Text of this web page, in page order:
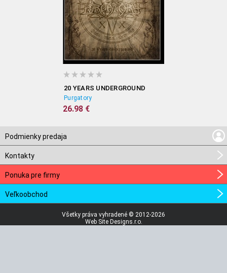
20 YEARS UNDERGROUND
Purgatory
26.98 €
Podmienky predaja
Kontakty
Ponuka pre firmy
Veľkoobchod
Všetky práva vyhradené © 2012-2026
Web Site Designs.r.o.